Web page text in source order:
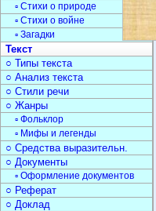
▫ Стихи о природе
▫ Стихи о войне
▫ Загадки
Текст
○ Типы текста
○ Анализ текста
○ Стили речи
○ Жанры
▫ Фольклор
▫ Мифы и легенды
○ Средства выразительн.
○ Документы
▫ Оформление документов
○ Реферат
○ Доклад